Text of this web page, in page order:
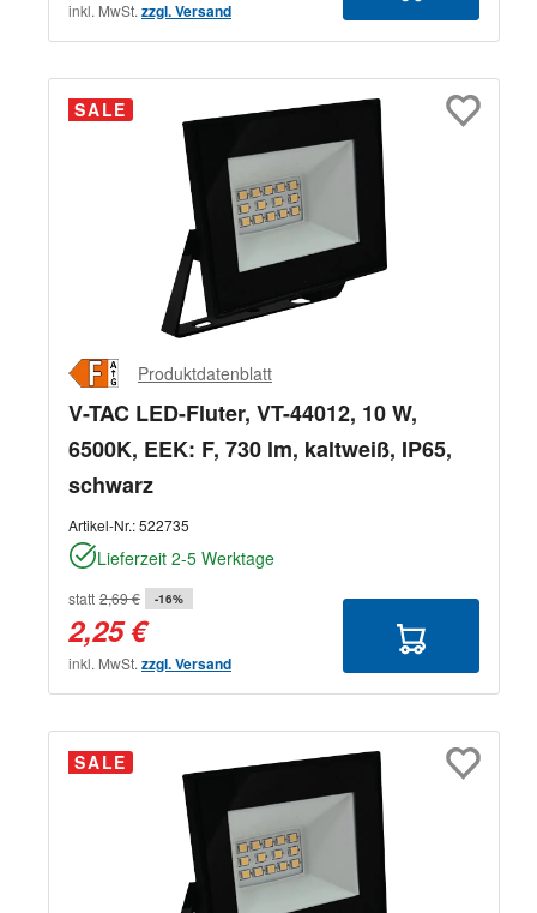
inkl. MwSt. zzgl. Versand
SALE
Produktdatenblatt
V-TAC LED-Fluter, VT-44012, 10 W,
6500K, EEK: F, 730 lm, kaltweiß, IP65,
schwarz
Artikel-Nr.:522735
Lieferzeit 2-5 Werktage
statt 2,69 € -16%
2,25 €
inkl. MwSt. zzgl. Versand
SALE